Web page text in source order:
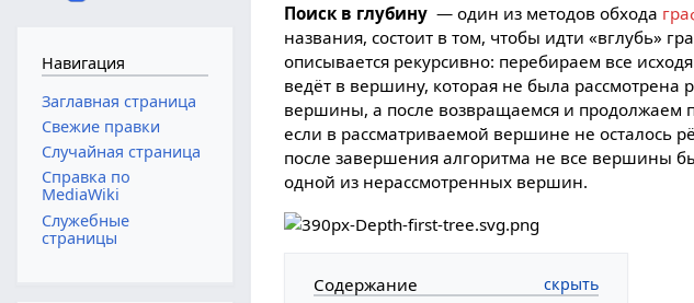
Поиск в глубину — один из методов обхода
названия, состоит в том, чтобы идти «вглубь»
описывается рекурсивно: перебираем все
ведёт в вершину, которая не была рассмотрена
вершины, а после возвращаемся и продолжаем
если в рассматриваемой вершине не осталось
после завершения алгоритма не все вершины
одной из нерассмотренных вершин.
Содержание
Навигация
Заглавная страница
Свежие правки
Случайная страница
Справка по
MediaWiki
Служебные
страницы